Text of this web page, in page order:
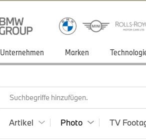
Unternehmen Marken
Suchbegriffe hinzufügen.
Artikel Photo TV